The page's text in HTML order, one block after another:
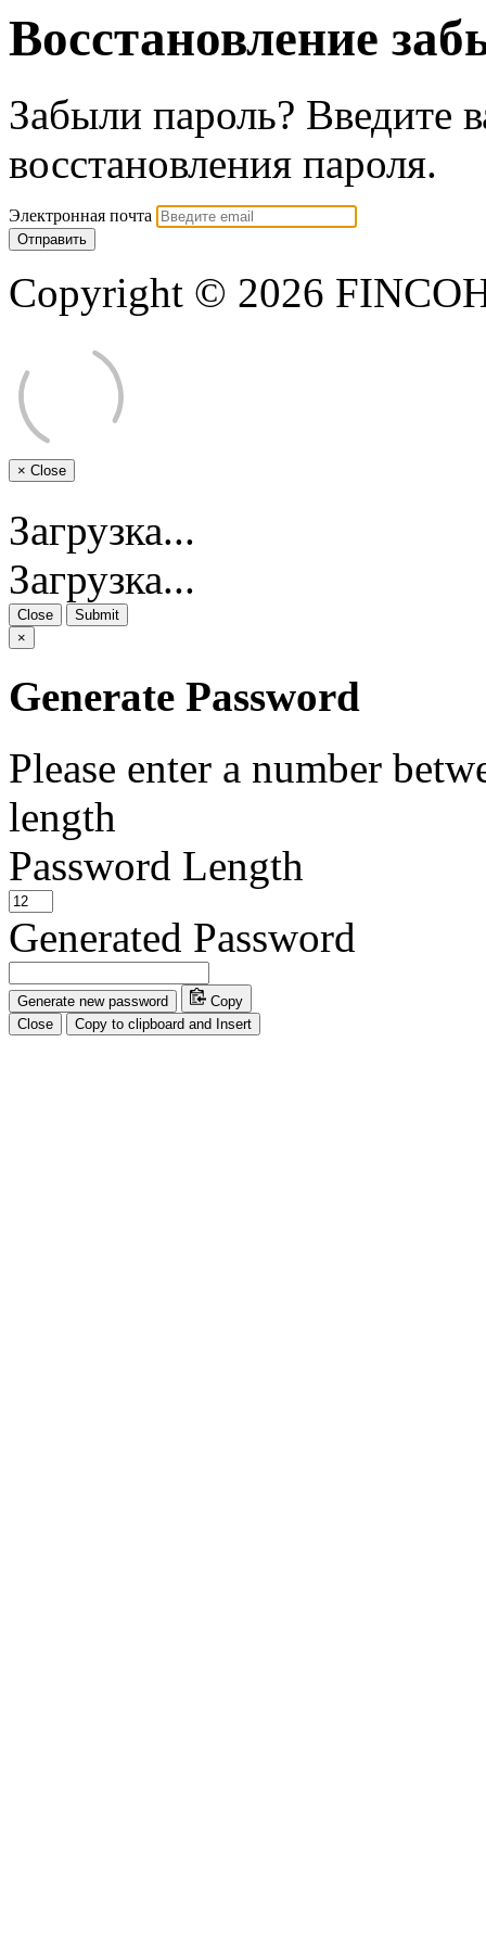
Восстановление
Забыли пароль? Введите
восстановления пароля.
Электронная почта
Отправить
Copyright © 2026
× Close
Загрузка...
Загрузка...
Close
Submit
×
Generate Password
Please enter a number
length
Password Length
Generated Password
Generate new password
Copy
Close
Copy to clipboard and Insert